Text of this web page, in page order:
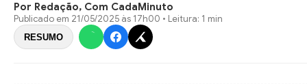
Por Redação, Com CadaMinuto
Publicado em 21/05/2025 às 17h00 • Leitura: 1 min
RESUMO